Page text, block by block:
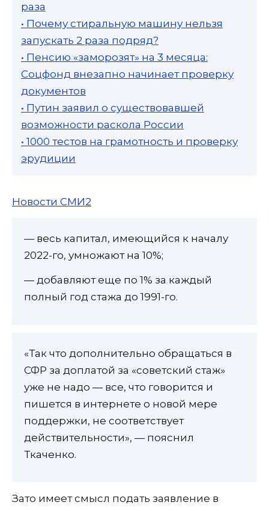
раза
• Почему стиральную машину нельзя
запускать 2 раза подряд?
• Пенсию «заморозят» на 3 месяца:
Соцфонд внезапно начинает проверку
документов
• Путин заявил о существовавшей
возможности раскола России
• 1000 тестов на грамотность и проверку
эрудиции
Новости СМИ2
— весь капитал, имеющийся к началу
2022-го, умножают на 10%;
— добавляют еще по 1% за каждый
полный год стажа до 1991-го.
«Так что дополнительно обращаться в
СФР за доплатой за «советский стаж»
уже не надо — все, что говорится и
пишется в интернете о новой мере
поддержки, не соответствует
действительности», — пояснил
Ткаченко.
Зато имеет смысл подать заявление в